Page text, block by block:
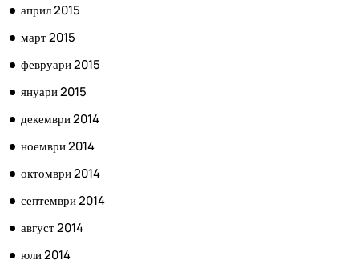
април 2015
март 2015
февруари 2015
януари 2015
декември 2014
ноември 2014
октомври 2014
септември 2014
август 2014
юли 2014